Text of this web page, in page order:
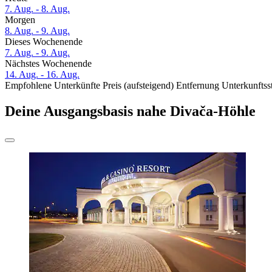
7. Aug. - 8. Aug.
Morgen
8. Aug. - 9. Aug.
Dieses Wochenende
7. Aug. - 9. Aug.
Nächstes Wochenende
14. Aug. - 16. Aug.
Empfohlene Unterkünfte Preis (aufsteigend) Entfernung
Deine Ausgangsbasis nahe Divača-Höhle